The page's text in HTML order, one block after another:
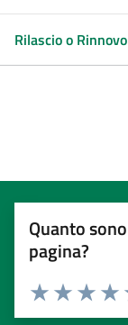
Rilascio o
Quanto
pagina?
Valuta
Valuta 2
Valuta 1 stelle